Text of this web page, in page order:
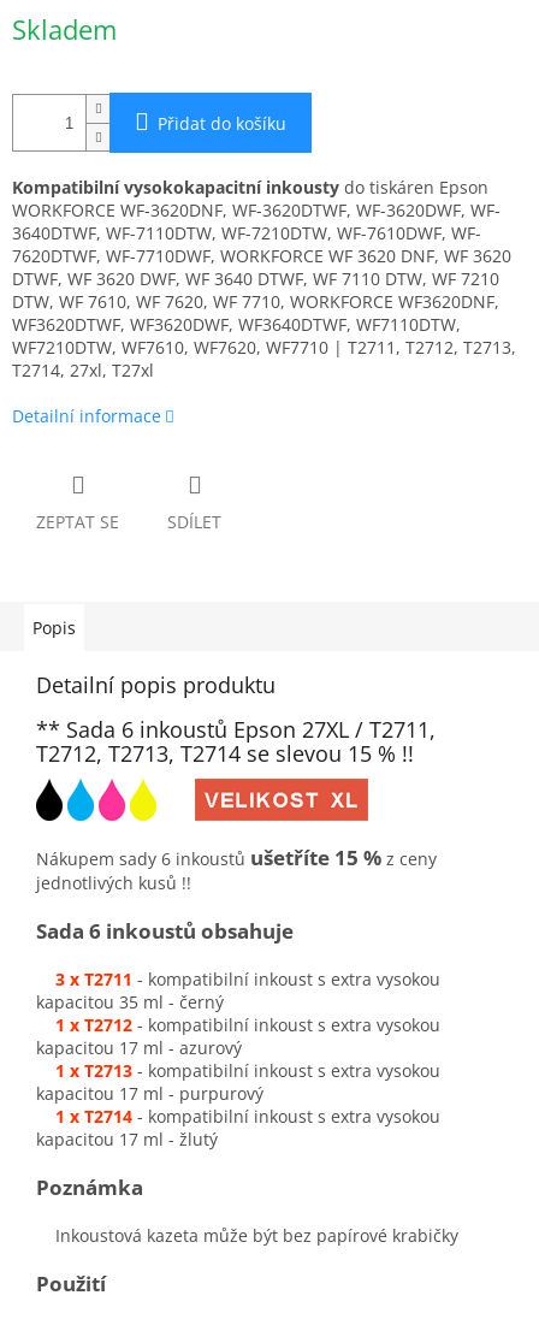
cena:
Skladem
Přidat do košíku
Kompatibilní vysokokapacitní inkousty do tiskáren Epson
WORKFORCE WF-3620DNF, WF-3620DTWF, WF-3620DWF, WF-
3640DTWF, WF-7110DTW, WF-7210DTW, WF-7610DWF, WF-
7620DTWF, WF-7710DWF, WORKFORCE WF 3620 DNF, WF 3620
DTWF, WF 3620 DWF, WF 3640 DTWF, WF 7110 DTW, WF 7210
DTW, WF 7610, WF 7620, WF 7710, WORKFORCE WF3620DNF,
WF3620DTWF, WF3620DWF, WF3640DTWF, WF7110DTW,
WF7210DTW, WF7610, WF7620, WF7710 | T2711, T2712, T2713,
T2714, 27xl, T27xl
Detailní informace
ZEPTAT SE SDÍLET
Popis
Detailní popis produktu
** Sada 6 inkoustů Epson 27XL / T2711,
T2712, T2713, T2714 se slevou 15 % !!
Nákupem sady 6 inkoustů ušetříte 15 % z ceny
jednotlivých kusů !!
Sada 6 inkoustů obsahuje
3 x T2711 - kompatibilní inkoust s extra vysokou
kapacitou 35 ml - černý
1 x T2712 - kompatibilní inkoust s extra vysokou
kapacitou 17 ml - azurový
1 x T2713 - kompatibilní inkoust s extra vysokou
kapacitou 17 ml - purpurový
1 x T2714 - kompatibilní inkoust s extra vysokou
kapacitou 17 ml - žlutý
Poznámka
Inkoustová kazeta může být bez papírové krabičky
Použití